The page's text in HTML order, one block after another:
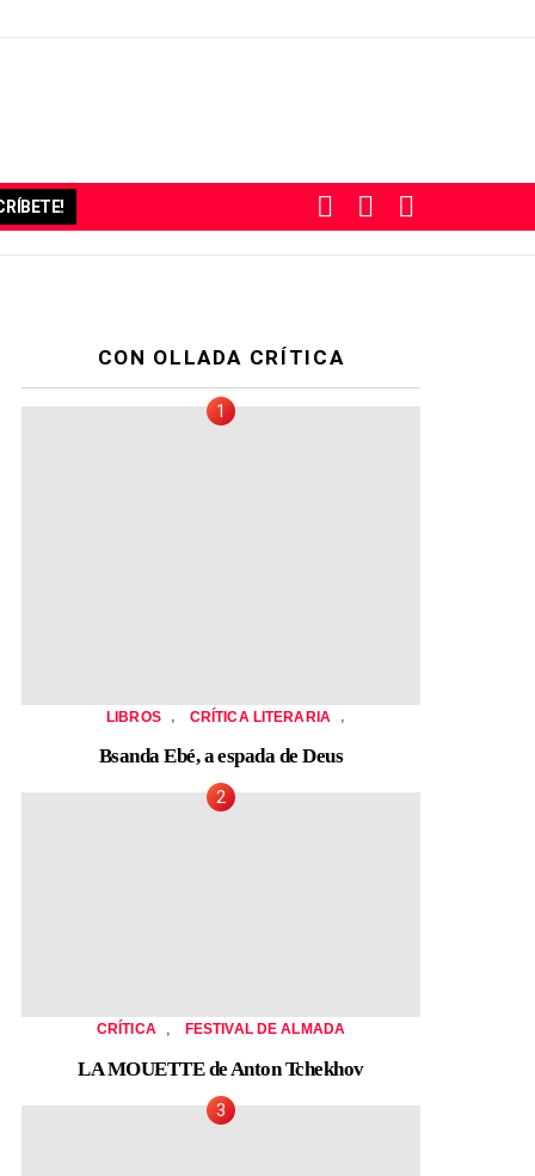
SWITCH
SKIN
BUSCAR
CON OLLADA CRÍTICA
LIBROS , CRÍTICA LITERARIA ,
Bsanda Ebé, a espada de Deus
CRÍTICA FESTIVAL DE ALMADA
LA MOUETTE de Anton Tchekhov